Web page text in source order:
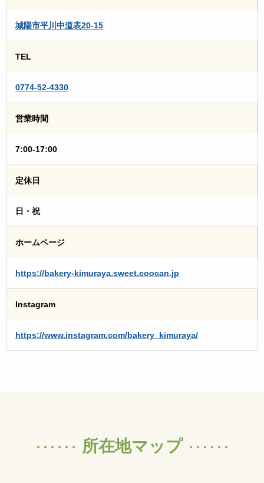
城陽市平川中道表20-15
TEL
0774-52-4330
営業時間
7:00-17:00
定休日
日・祝
ホームページ
https://bakery-kimuraya.sweet.coocan.jp
Instagram
https://www.instagram.com/bakery_kimuraya/
所在地マップ